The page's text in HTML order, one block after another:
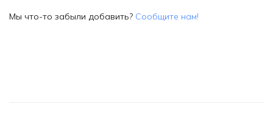
Мы что-то забыли добавить? Сообщите нам!